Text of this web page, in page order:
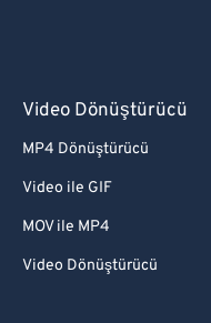
Video Dönüştürücü
MP4 Dönüştürücü
Video ile GIF
MOV ile MP4
Video Dönüştürücü